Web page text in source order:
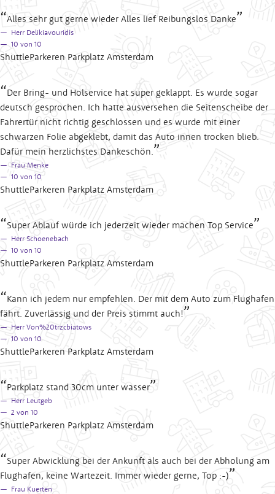
Alles sehr gut gerne wieder Alles lief Reibungslos Danke
Herr Delikiavouridis
10 von 10
ShuttleParkeren Parkplatz Amsterdam
Der Bring- und Holservice hat super geklappt. Es wurde sogar
deutsch gesprochen. Ich hatte ausversehen die Seitenscheibe der
Fahrertür nicht richtig geschlossen und es wurde mit einer
schwarzen Folie abgeklebt, damit das Auto innen trocken blieb.
Dafür mein herzlichstes Dankeschön.
Frau Menke
10 von 10
ShuttleParkeren Parkplatz Amsterdam
Super Ablauf würde ich jederzeit wieder machen Top Service
Herr Schoenebach
10 von 10
ShuttleParkeren Parkplatz Amsterdam
Kann ich jedem nur empfehlen. Der mit dem Auto zum Flughafen
fährt. Zuverlässig und der Preis stimmt auch!
Herr Von%20trzcbiatows
10 von 10
ShuttleParkeren Parkplatz Amsterdam
Parkplatz stand 30cm unter wasser
Herr Leutgeb
2 von 10
ShuttleParkeren Parkplatz Amsterdam
Super Abwicklung bei der Ankunft als auch bei der Abholung am
Flughafen, keine Wartezeit. Immer wieder gerne, Top :-)
Frau Kuerten